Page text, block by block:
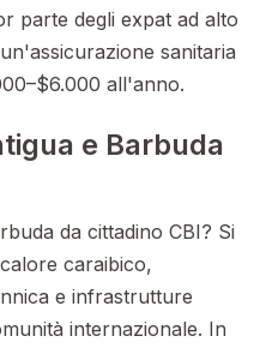
parte degli expat ad alto
sanitaria
all'anno.
e Barbuda
da cittadino CBI? Si
caraibico,
e infrastrutture
internazionale. In